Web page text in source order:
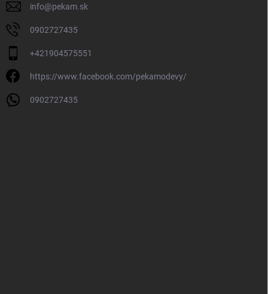
info@pekam.sk
0902727435
+421904575551
https://www.facebook.com/pekamodevy/
0902727435